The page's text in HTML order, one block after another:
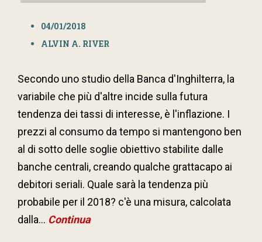
04/01/2018
ALVIN A. RIVER
Secondo uno studio della Banca d'Inghilterra, la
variabile che più d'altre incide sulla futura
tendenza dei tassi di interesse, è l'inflazione. I
prezzi al consumo da tempo si mantengono ben
al di sotto delle soglie obiettivo stabilite dalle
banche centrali, creando qualche grattacapo ai
debitori seriali. Quale sarà la tendenza più
probabile per il 2018? c'è una misura, calcolata
dalla... Continua